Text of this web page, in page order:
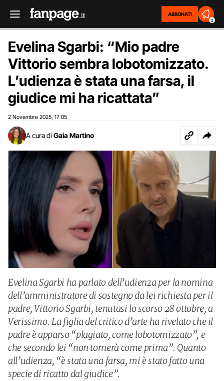
ABBONATI
2
Evelina Sgarbi: “Mio padre
Vittorio sembra lobotomizzato.
L’udienza è stata una farsa, il
giudice mi ha ricattata”
2 Novembre 2025 17:05
A cura di Gaia Martino
Evelina Sgarbi ha parlato dell’udienza per la nomina
dell’amministratore di sostegno da lei richiesta per il
padre, Vittorio Sgarbi, tenutasi lo scorso 28 ottobre, a
Verissimo. La figlia del critico d’arte ha rivelato che il
padre è apparso “plagiato, come lobotomizzato”, e
che secondo lei “non tornerà come prima”. Quanto
all’udienza, “è stata una farsa, mi è stato fatto una
specie di ricatto dal giudice”.